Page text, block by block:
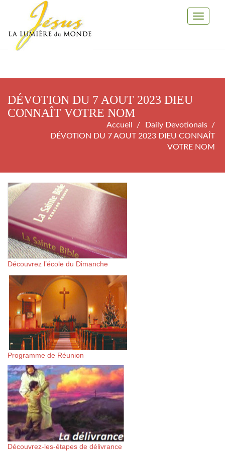
Toggle
DÉVOTION DU 7 AOUT 2023 DIEU
CONNAÎT VOTRE NOM
Accueil
Daily Devotionals
DÉVOTION DU 7 AOUT 2023 DIEU CONNAÎT
VOTRE NOM
Découvrez l’école du Dimanche
Programme de Réunion
Découvrez-les-étapes de délivrance